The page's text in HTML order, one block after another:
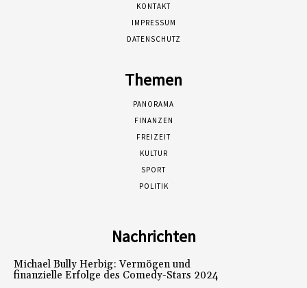
KONTAKT
IMPRESSUM
DATENSCHUTZ
Themen
PANORAMA
FINANZEN
FREIZEIT
KULTUR
SPORT
POLITIK
Nachrichten
Michael Bully Herbig: Vermögen und
finanzielle Erfolge des Comedy-Stars 2024